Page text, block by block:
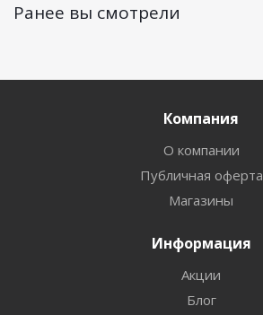
Ранее вы смотрели
Компания
О компании
Публичная оферта
Магазины
Информация
Акции
Блог